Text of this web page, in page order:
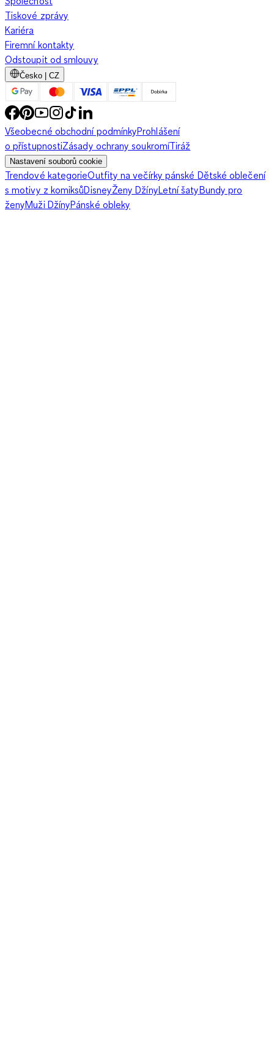
Tiskové zprávy
Kariéra
Firemní kontakty
Odstoupit od smlouvy
Česko | CZ
Všeobecné obchodní podmínkyProhlášení
o přístupnostiZásady ochrany soukromíTiráž
Nastavení souborů cookie
Trendové kategorieOutfity na večírky pánské Dětské oblečení
s motivy z komiksůDisneyŽeny DžínyLetní šatyBundy pro
ženyMuži DžínyPánské obleky